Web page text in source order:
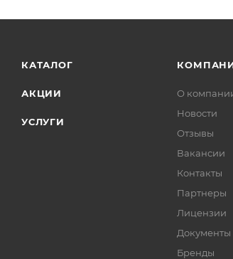
КАТАЛОГ
АКЦИИ
УСЛУГИ
О
Новости
Отзывы
Вакансии
Контакты
Партнеры
Лицензии
Документы
Бренды